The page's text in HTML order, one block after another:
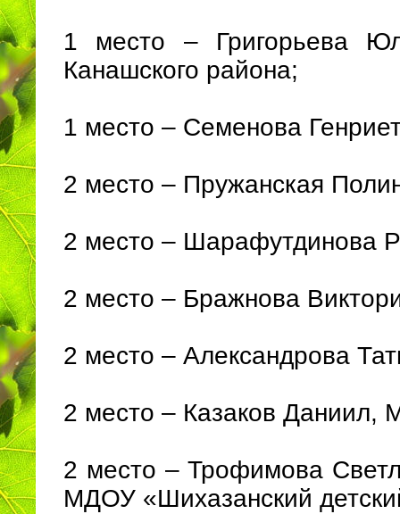
1 место – Григорьева
Канашского района;
1 место – Семенова
2 место – Пружанская
2 место –
2 место – Бражнова
2 место – Александрова
2 место – Казаков
2 место – Трофимова
МДОУ «Шихазанский